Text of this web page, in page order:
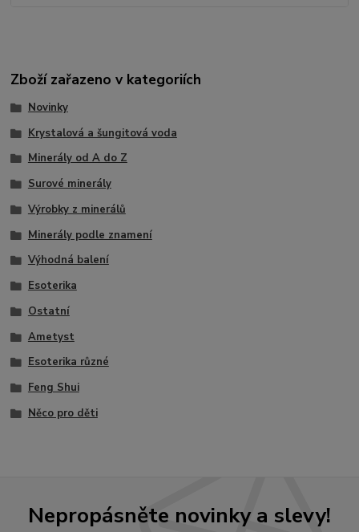
Zboží zařazeno v kategoriích
Novinky
Krystalová a šungitová voda
Minerály od A do Z
Surové minerály
Výrobky z minerálů
Minerály podle znamení
Výhodná balení
Esoterika
Ostatní
Ametyst
Esoterika různé
Feng Shui
Něco pro děti
Nepropásněte novinky a slevy!